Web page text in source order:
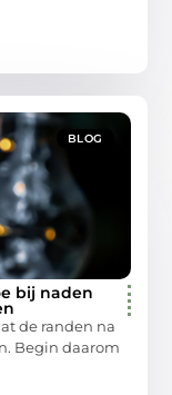
BLOG
bij naden
de randen na
Begin daarom